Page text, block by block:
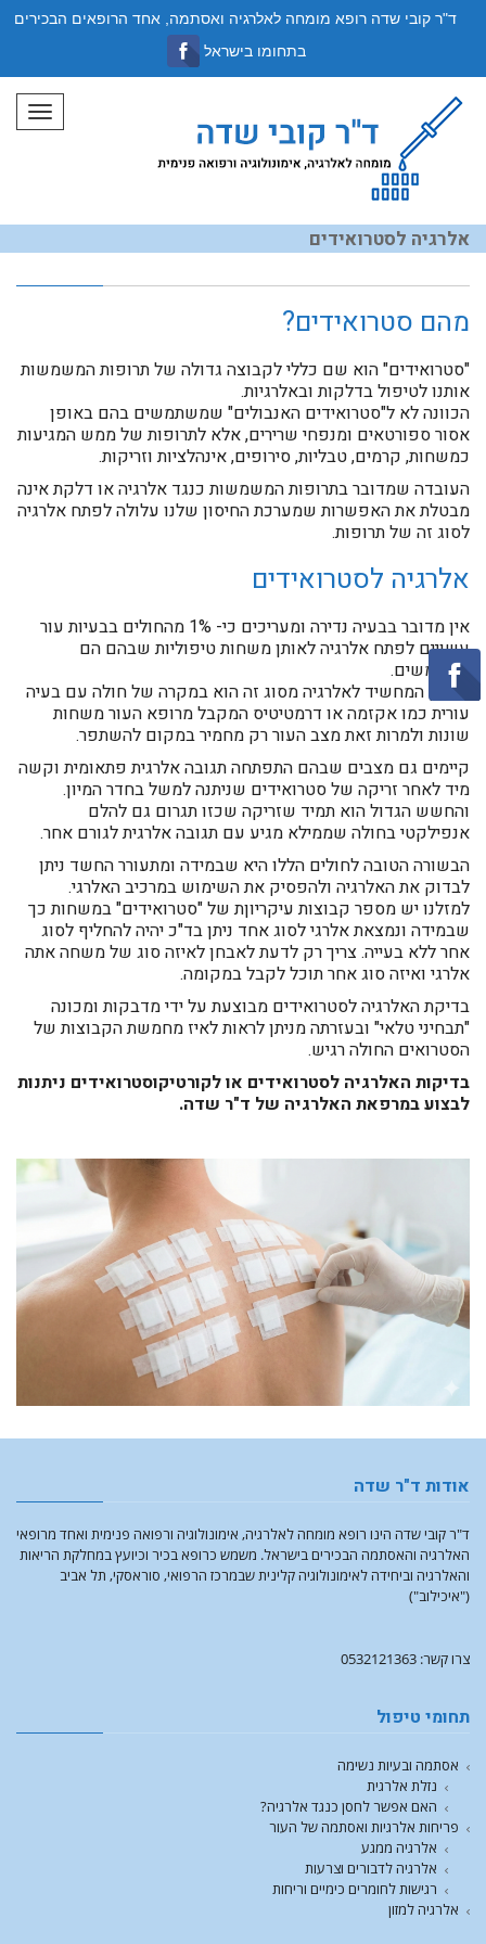
תפריט
אלרגיה לסטרואידים
מהם סטרואידים?
"סטרואידים" הוא שם כללי לקבוצה גדולה של תרופות המשמשות
אותנו לטיפול בדלקות ובאלרגיות.
הכוונה לא ל"סטרואידים האנבולים" שמשתמשים בהם באופן
אסור ספורטאים ומנפחי שרירים, אלא לתרופות של ממש המגיעות
כמשחות, קרמים, טבליות, סירופים, אינהלציות וזריקות.
העובדה שמדובר בתרופות המשמשות כנגד אלרגיה או דלקת אינה
מבטלת את האפשרות שמערכת החיסון שלנו עלולה לפתח אלרגיה
לסוג זה של תרופות.
אלרגיה לסטרואידים
אין מדובר בבעיה נדירה ומעריכים כי- 1% מהחולים בבעיות עור
עשויים לפתח אלרגיה לאותן משחות טיפוליות שבהם הם
משתמשים.
הסימן המחשיד לאלרגיה מסוג זה הוא במקרה של חולה עם בעיה
עורית כמו אקזמה או דרמטיטיס המקבל מרופא העור משחות
שונות ולמרות זאת מצב העור רק מחמיר במקום להשתפר.
קיימים גם מצבים שבהם התפתחה תגובה אלרגית פתאומית וקשה
מיד לאחר זריקה של סטרואידים שניתנה למשל בחדר המיון.
והחשש הגדול הוא תמיד שזריקה שכזו תגרום גם להלם
אנפילקטי בחולה שממילא מגיע עם תגובה אלרגית לגורם אחר.
הבשורה הטובה לחולים הללו היא שבמידה ומתעורר החשד ניתן
לבדוק את האלרגיה ולהפסיק את השימוש במרכיב האלרגי.
למזלנו יש מספר קבוצות עיקריוןת של "סטרואידים" במשחות כך
שבמידה ונמצאת אלרגי לסוג אחד ניתן בד"כ יהיה להחליף לסוג
אחר ללא בעייה. צריך רק לדעת לאבחן לאיזה סוג של משחה אתה
אלרגי ואיזה סוג אחר תוכל לקבל במקומה.
בדיקת האלרגיה לסטרואידים מבוצעת על ידי מדבקות ומכונה
"תבחיני טלאי" ובעזרתה מניתן לראות לאיז מחמשת הקבוצות של
הסטרואים החולה רגיש.
בדיקות האלרגיה לסטרואידים או לקורטיקוסטרואידים ניתנות
לבצוע במרפאת האלרגיה של ד"ר שדה.
אודות ד"ר שדה
ד"ר קובי שדה הינו רופא מומחה לאלרגיה, אימונולוגיה ורפואה פנימית ואחד מרופאי
האלרגיה והאסתמה הבכירים בישראל. משמש כרופא בכיר וכיועץ במחלקת הריאות
והאלרגיה וביחידה לאימונולוגיה קלינית שבמרכז הרפואי, סוראסקי, תל אביב
("איכילוב")
צרו קשר: 0532121363
תחומי טיפול
אסתמה ובעיות נשימה
נזלת אלרגית
האם אפשר לחסן כנגד אלרגיה?
פריחות אלרגיות ואסתמה של העור
אלרגיה ממגע
אלרגיה לדבורים וצרעות
רגישות לחומרים כימיים וריחות
אלרגיה למזון
ד"ר קובי שדה רופא מומחה לאלרגיה ואסתמה, אחד הרופאים הבכירים
בתחומו בישראל